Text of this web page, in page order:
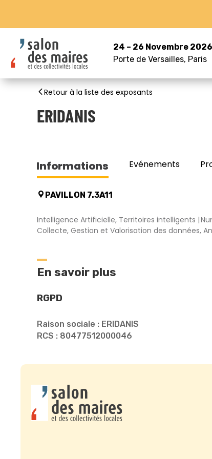
24 – 26 Novembre 2026
Porte de Versailles, Paris
Retour à la liste des exposants
ERIDANIS
Informations Evénements
PAVILLON 7.3A11
Intelligence Artificielle, Territoires intelligents
Collecte, Gestion et Valorisation des données,
En savoir plus
RGPD
Raison sociale : ERIDANIS
RCS : 80477512000046